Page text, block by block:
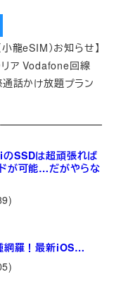
龍eSIM）お知らせ】
リア Vodafone回線
話かけ放題プラン
SSDは超頑張れば
が可能…だがやらな
網羅！最新iOS…